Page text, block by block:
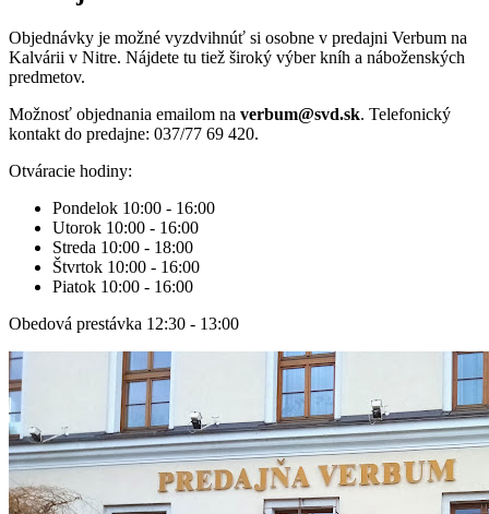
Objednávky je možné vyzdvihnúť si osobne v predajni Verbum na
Kalvárii v Nitre. Nájdete tu tiež široký výber kníh a náboženských
predmetov.
Možnosť objednania emailom na verbum@svd.sk. Telefonický
kontakt do predajne: 037/77 69 420.
Otváracie hodiny:
Pondelok 10:00 - 16:00
Utorok 10:00 - 16:00
Streda 10:00 - 18:00
Štvrtok 10:00 - 16:00
Piatok 10:00 - 16:00
Obedová prestávka 12:30 - 13:00